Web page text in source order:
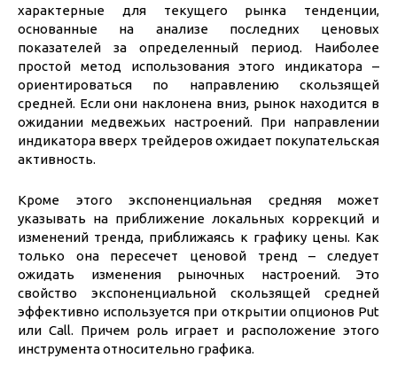
характерные для текущего рынка тенденции,
основанные на анализе последних ценовых
показателей за определенный период. Наиболее
простой метод использования этого индикатора –
ориентироваться по направлению скользящей
средней. Если они наклонена вниз, рынок находится в
ожидании медвежьих настроений. При направлении
индикатора вверх трейдеров ожидает покупательская
активность.
Кроме этого экспоненциальная средняя может
указывать на приближение локальных коррекций и
изменений тренда, приближаясь к графику цены. Как
только она пересечет ценовой тренд – следует
ожидать изменения рыночных настроений. Это
свойство экспоненциальной скользящей средней
эффективно используется при открытии опционов Put
или Call. Причем роль играет и расположение этого
инструмента относительно графика.